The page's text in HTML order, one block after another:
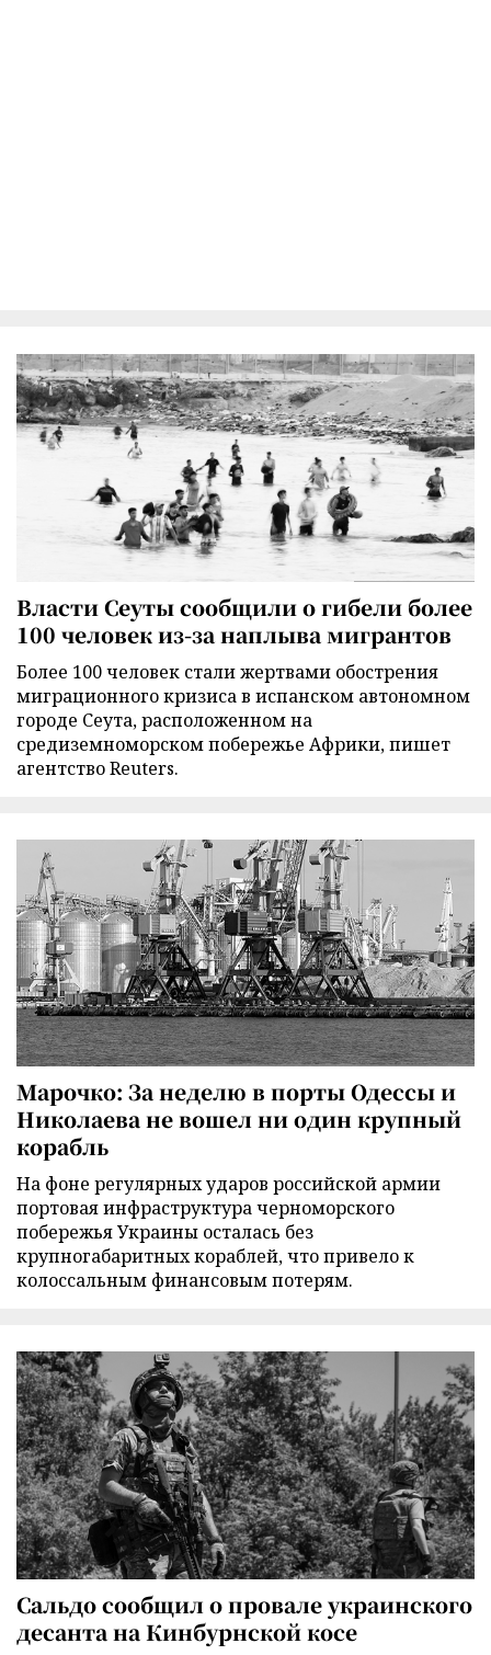
Власти Сеуты сообщили о гибели более
100 человек из-за наплыва мигрантов
Более 100 человек стали жертвами обострения
миграционного кризиса в испанском автономном
городе Сеута, расположенном на
средиземноморском побережье Африки, пишет
агентство Reuters.
Марочко: За неделю в порты Одессы и
Николаева не вошел ни один крупный
корабль
На фоне регулярных ударов российской армии
портовая инфраструктура черноморского
побережья Украины осталась без
крупногабаритных кораблей, что привело к
колоссальным финансовым потерям.
Сальдо сообщил о провале украинского
десанта на Кинбурнской косе